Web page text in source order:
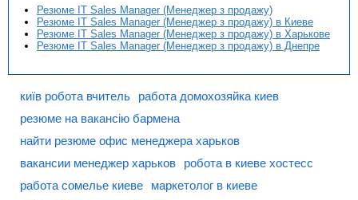
Резюме IT Sales Manager (Менеджер з продажу)
Резюме IT Sales Manager (Менеджер з продажу) в Киеве
Резюме IT Sales Manager (Менеджер з продажу) в Харькове
Резюме IT Sales Manager (Менеджер з продажу) в Днепре
київ робота вчитель
работа домохозяйка киев
резюме на вакансію бармена
найти резюме офис менеджера харьков
вакансии менеджер харьков
робота в киеве хостесс
работа сомелье киеве
маркетолог в киеве